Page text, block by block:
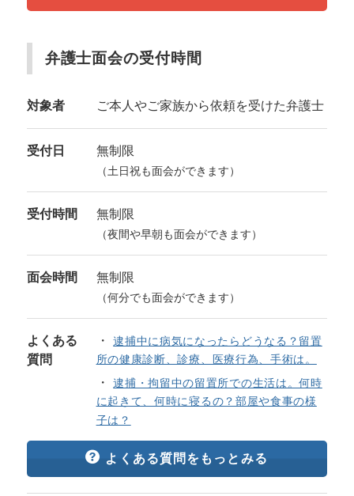
弁護士面会の受付時間
対象者 ご本人やご家族から依頼を受けた弁護士
受付日 無制限
（土日祝も面会ができます）
受付時間 無制限
（夜間や早朝も面会ができます）
面会時間 無制限
（何分でも面会ができます）
よくある
質問
逮捕中に病気になったらどうなる？留置
所の健康診断、診療、医療行為、手術は。
逮捕・拘留中の留置所での生活は。何時
に起きて、何時に寝るの？部屋や食事の様
子は？
よくある質問をもっとみる